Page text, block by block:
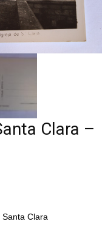
Clara –
Clara